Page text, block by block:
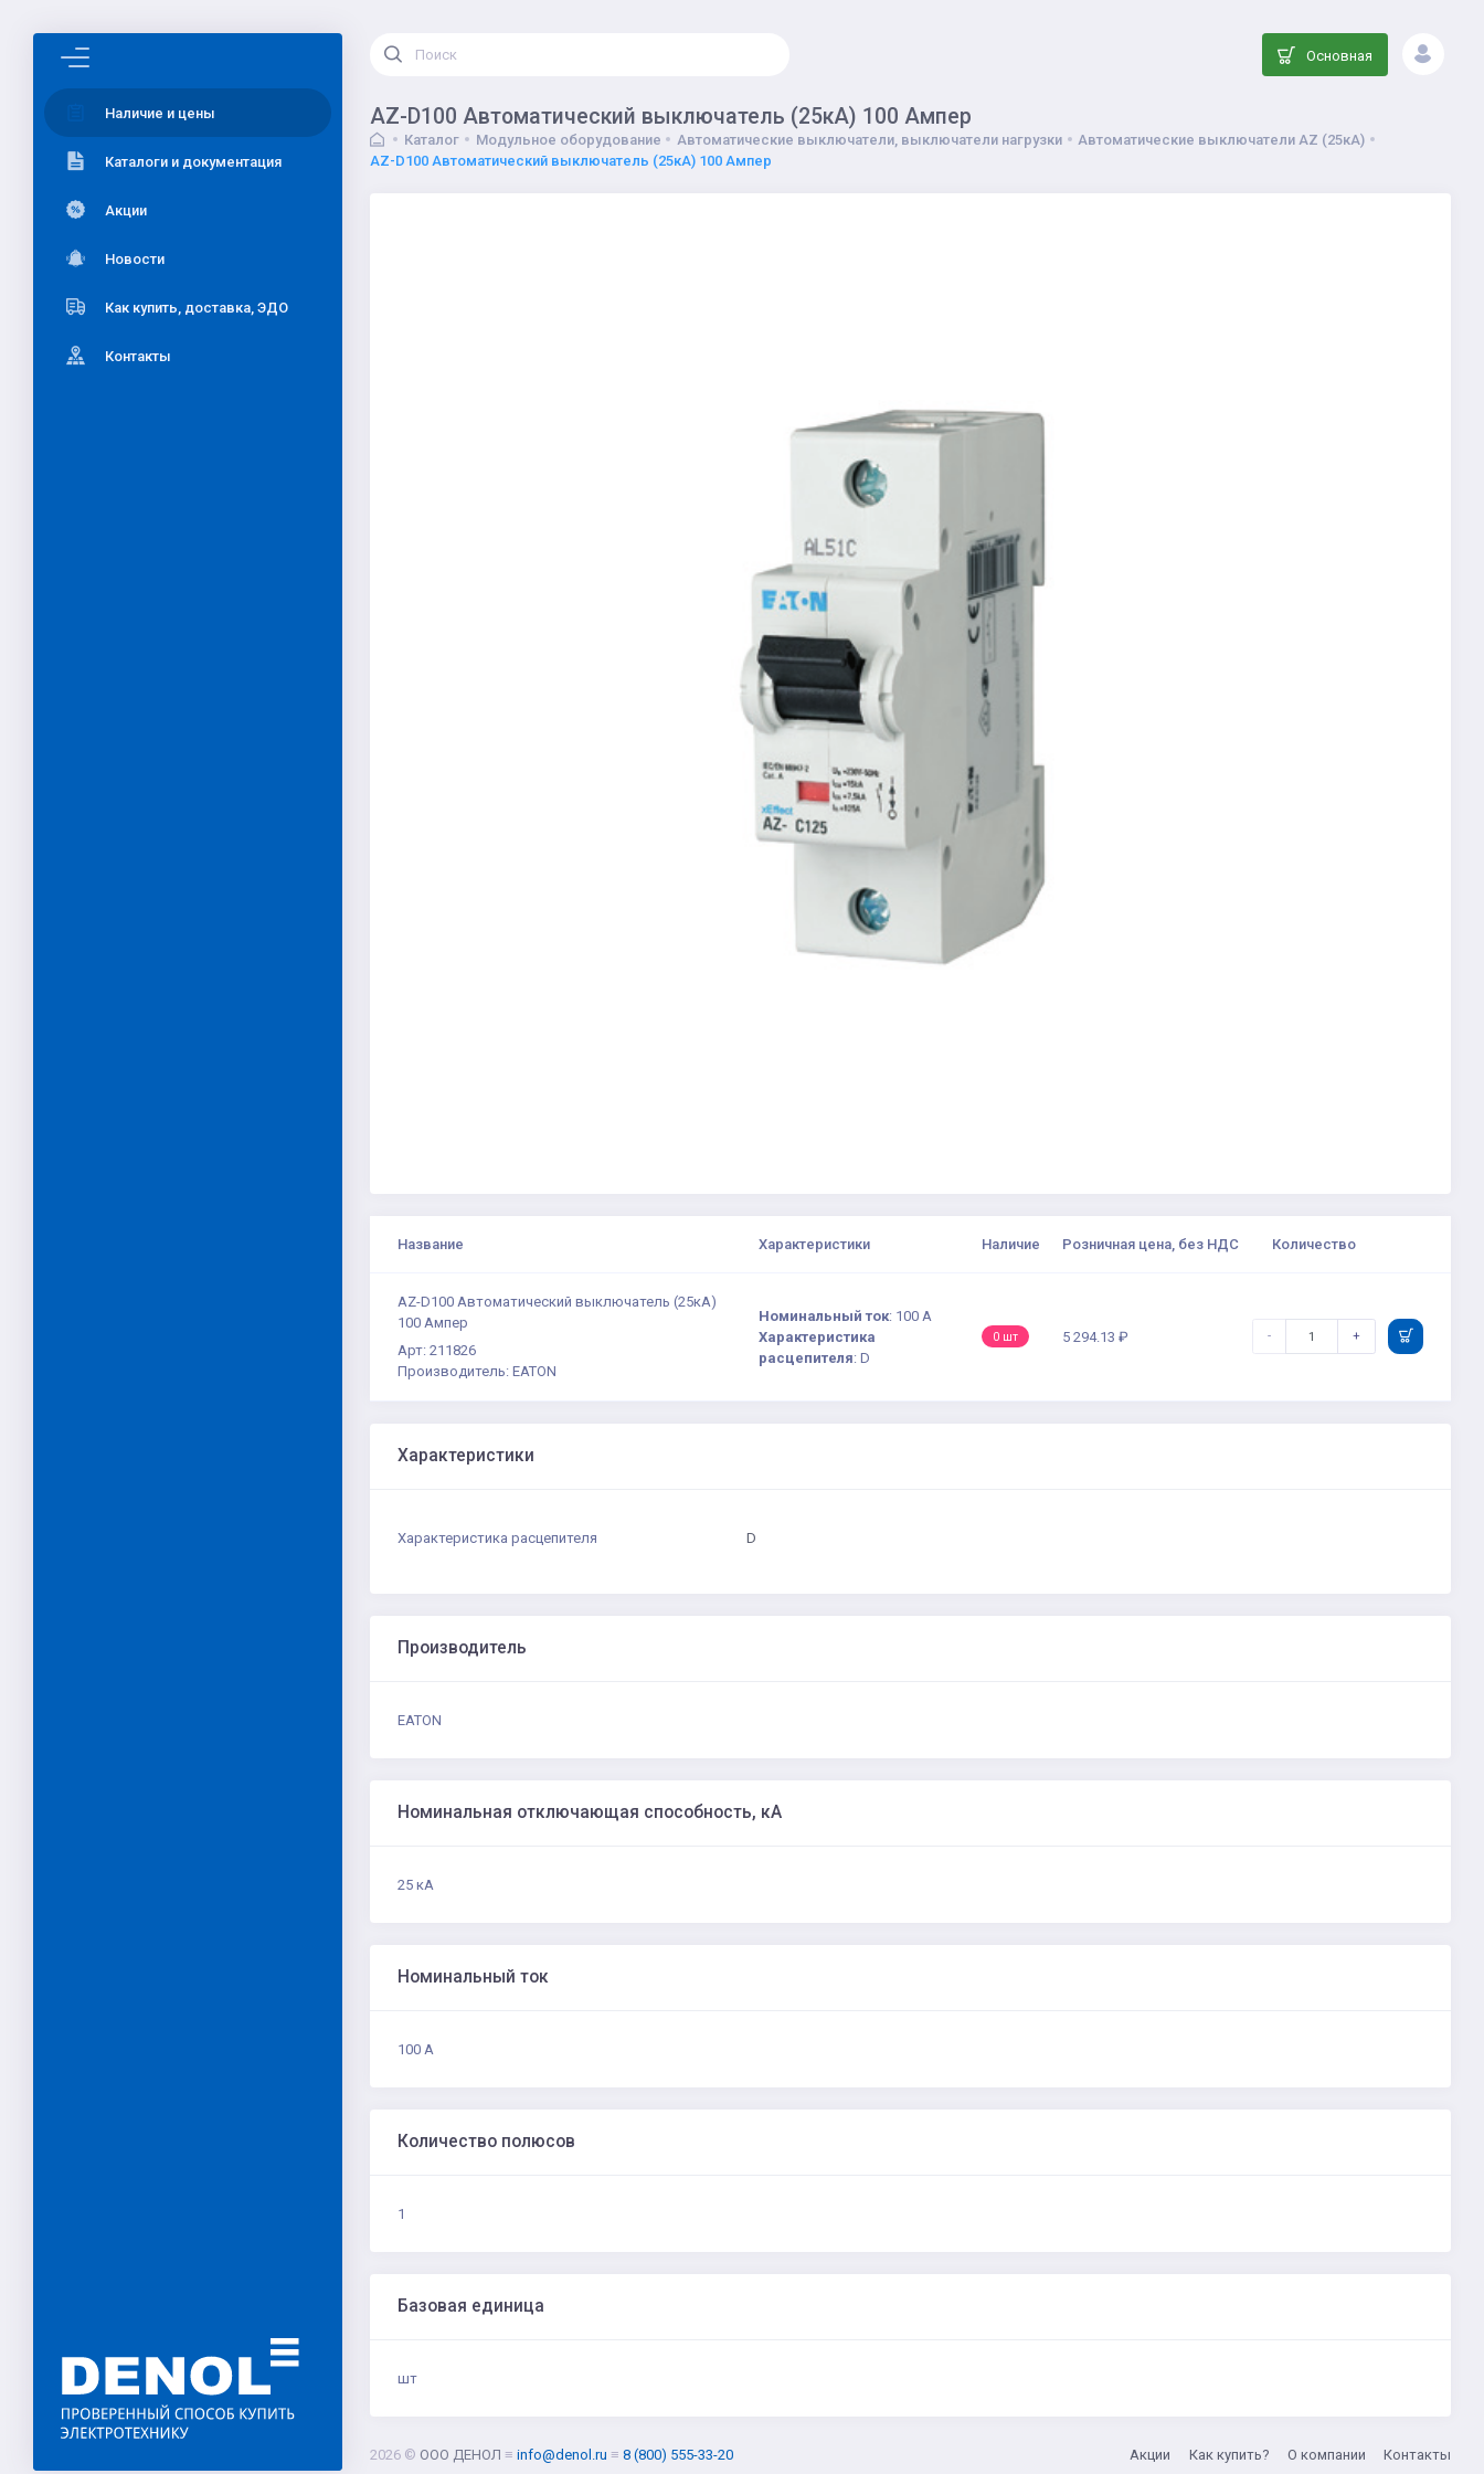
Наличие и цены
Каталоги и документация
Акции
Новости
Как купить, доставка, ЭДО
Контакты
Основная
AZ-D100 Автоматический выключатель (25кА) 100 Ампер
Каталог Модульное оборудование Автоматические выключатели, выключатели нагрузки
Автоматические выключатели AZ (25кА)
AZ-D100 Автоматический выключатель (25кА) 100 Ампер
Название Характеристики Наличие Розничная цена, без НДС Количество
AZ-D100 Автоматический выключатель (25кА)
100 Ампер
Арт: 211826
Производитель: EATON
Номинальный ток: 100 А
Характеристика
расцепителя: D
0 шт 5 294.13 ₽ - +
Характеристики
Характеристика расцепителя D
Производитель
EATON
Номинальная отключающая способность, кА
25 кА
Номинальный ток
100 А
Количество полюсов
1
Базовая единица
шт
2026 © ООО ДЕНОЛ ≡ info@denol.ru ≡ 8 (800) 555-33-20 Акции Как купить? О компании Контакты